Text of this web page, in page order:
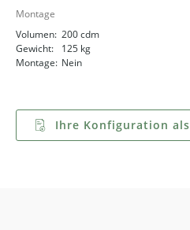
Montage
Volumen: 200 cdm
Gewicht:
125 kg
Montage: Nein
Ihre Konfiguration als